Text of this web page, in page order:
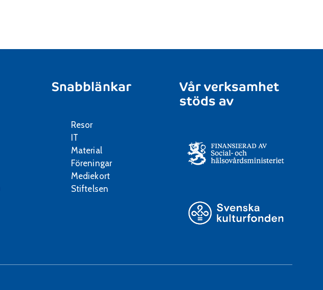
Snabblänkar
Resor
IT
Material
Föreningar
Mediekort
Stiftelsen
Vår verksamhet
stöds av